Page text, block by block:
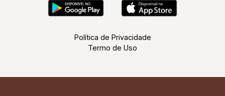
Política de Privacidade
Termo de Uso